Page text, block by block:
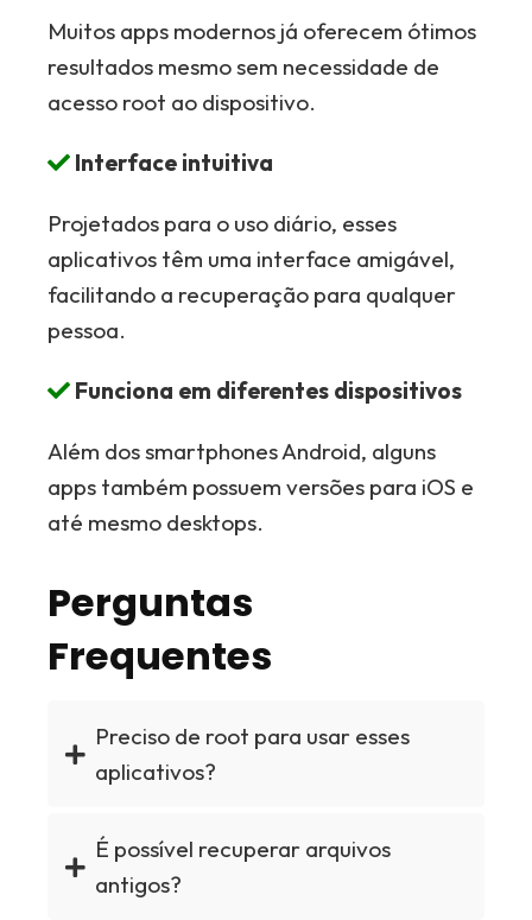
Muitos apps modernos já oferecem ótimos
resultados mesmo sem necessidade de
acesso root ao dispositivo.
Interface intuitiva
Projetados para o uso diário, esses
aplicativos têm uma interface amigável,
facilitando a recuperação para qualquer
pessoa.
Funciona em diferentes dispositivos
Além dos smartphones Android, alguns
apps também possuem versões para iOS e
até mesmo desktops.
Perguntas
Frequentes
Preciso de root para usar esses
aplicativos?
É possível recuperar arquivos
antigos?